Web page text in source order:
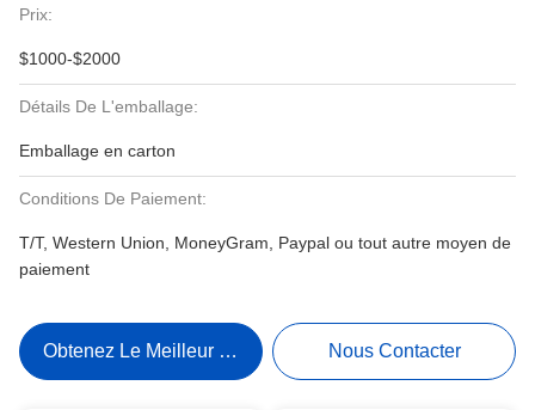
Prix:
$1000-$2000
Détails De L'emballage:
Emballage en carton
Conditions De Paiement:
T/T, Western Union, MoneyGram, Paypal ou tout autre moyen de
paiement
Obtenez Le Meilleur Prix Nous Contacter